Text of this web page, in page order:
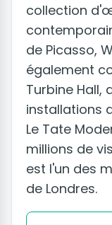
collection
de Picasso,
également
Turbine Hall,
installations
Le Tate
millions de
est l'un des
de Londres.